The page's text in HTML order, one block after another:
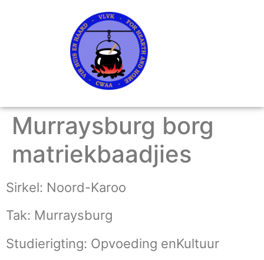
Murraysburg borg
matriekbaadjies
Sirkel: Noord-Karoo
Tak: Murraysburg
Studierigting: Opvoeding enKultuur